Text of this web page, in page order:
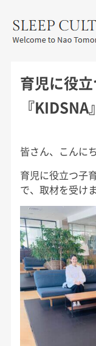
CULTURE
育児に役
『KIDSNA』
皆さん、こんにち
育児に役立つ子
で、取材を受け